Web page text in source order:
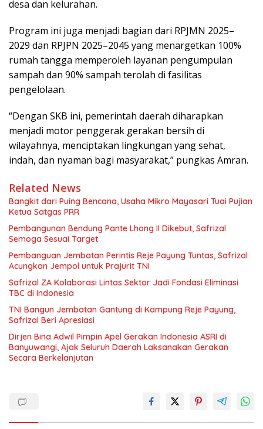
desa dan kelurahan.
Program ini juga menjadi bagian dari RPJMN 2025–
2029 dan RPJPN 2025–2045 yang menargetkan 100%
rumah tangga memperoleh layanan pengumpulan
sampah dan 90% sampah terolah di fasilitas
pengelolaan.
“Dengan SKB ini, pemerintah daerah diharapkan
menjadi motor penggerak gerakan bersih di
wilayahnya, menciptakan lingkungan yang sehat,
indah, dan nyaman bagi masyarakat,” pungkas Amran.
Related News
Bangkit dari Puing Bencana, Usaha Mikro Mayasari Tuai Pujian
Ketua Satgas PRR
Pembangunan Bendung Pante Lhong II Dikebut, Safrizal
Semoga Sesuai Target
Pembanguan Jembatan Perintis Reje Payung Tuntas, Safrizal
Acungkan Jempol untuk Prajurit TNI
Safrizal ZA Kolaborasi Lintas Sektor Jadi Fondasi Eliminasi
TBC di Indonesia
TNI Bangun Jembatan Gantung di Kampung Reje Payung,
Safrizal Beri Apresiasi
Dirjen Bina Adwil Pimpin Apel Gerakan Indonesia ASRI di
Banyuwangi, Ajak Seluruh Daerah Laksanakan Gerakan
Secara Berkelanjutan